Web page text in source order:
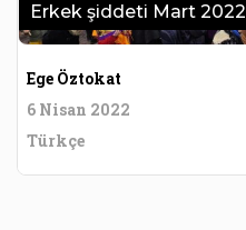
Erkek şiddeti Mart 2022
Ege Öztokat
6 Nisan 2022
Türkçe